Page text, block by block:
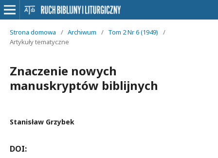
Strona domowa / Archiwum / Tom 2 Nr 6 (1949)
/
Artykuły tematyczne
Znaczenie nowych
manuskryptów biblijnych
Stanisław Grzybek
DOI: